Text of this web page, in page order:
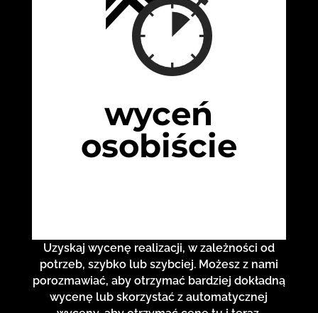
wyceń
osobiście
Uzyskaj wycenę realizacji, w zależności od
potrzeb, szybko lub szybciej. Możesz z nami
porozmawiać, aby otrzymać bardziej dokładną
wycenę lub skorzystać z automatycznej